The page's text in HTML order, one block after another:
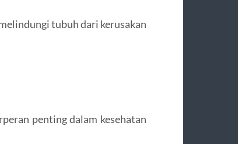
tubuh dari kerusakan
penting dalam kesehatan